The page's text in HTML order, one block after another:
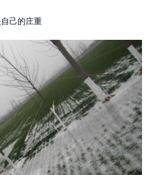
己的庄重